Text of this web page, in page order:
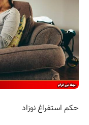
حکم استفراغ نوزاد